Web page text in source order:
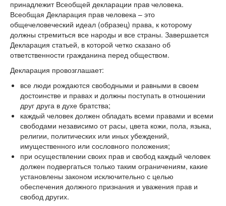
принадлежит Всеобщей декларации прав человека.
Всеобщая Декларация прав человека – это
общечеловеческий идеал (образец) права, к которому
должны стремиться все народы и все страны. Завершается
Декларация статьей, в которой четко сказано об
ответственности гражданина перед обществом.
Декларация провозглашает:
все люди рождаются свободными и равными в своем
достоинстве и правах и должны поступать в отношении
друг друга в духе братства;
каждый человек должен обладать всеми правами и всеми
свободами независимо от расы, цвета кожи, пола, языка,
религии, политических или иных убеждений,
имущественного или сословного положения;
при осуществлении своих прав и свобод каждый человек
должен подвергаться только таким ограничениям, какие
установлены законом исключительно с целью
обеспечения должного признания и уважения прав и
свобод других.